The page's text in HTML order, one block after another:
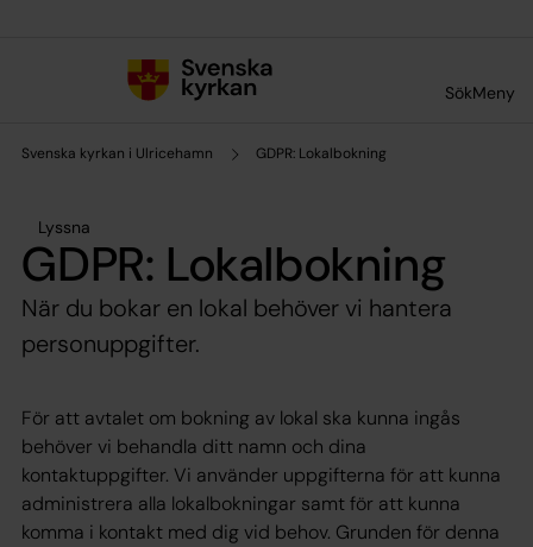
SökMeny
Svenska kyrkan i Ulricehamn GDPR: Lokalbokning
Lyssna
GDPR: Lokalbokning
När du bokar en lokal behöver vi hantera
personuppgifter.
För att avtalet om bokning av lokal ska kunna ingås
behöver vi behandla ditt namn och dina
kontaktuppgifter. Vi använder uppgifterna för att kunna
administrera alla lokalbokningar samt för att kunna
komma i kontakt med dig vid behov. Grunden för denna